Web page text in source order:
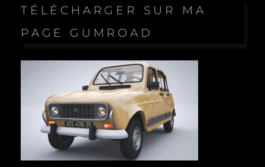
TÉLÉCHARGER SUR MA
PAGE GUMROAD